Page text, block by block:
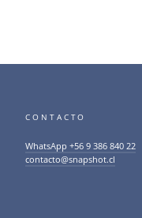
CONTACTO
WhatsApp +56 9 386 840 22
contacto@snapshot.cl